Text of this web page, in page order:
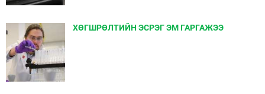
ХӨГШРӨЛТИЙН ЭСРЭГ ЭМ ГАРГАЖЭЭ